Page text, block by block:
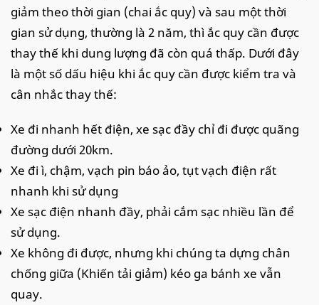
giảm theo thời gian (chai ắc quy) và sau một thời
gian sử dụng, thường là 2 năm, thì ắc quy cần được
thay thế khi dung lượng đã còn quá thấp. Dưới đây
là một số dấu hiệu khi ắc quy cần được kiểm tra và
cân nhắc thay thế:
Xe đi nhanh hết điện, xe sạc đầy chỉ đi được quãng
đường dưới 20km.
Xe đi ì, chậm, vạch pin báo ảo, tụt vạch điện rất
nhanh khi sử dụng
Xe sạc điện nhanh đầy, phải cắm sạc nhiều lần để
sử dụng.
Xe không đi được, nhưng khi chúng ta dựng chân
chống giữa (Khiến tải giảm) kéo ga bánh xe vẫn
quay.